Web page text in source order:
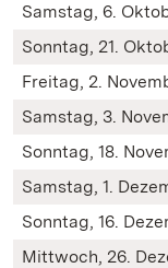
Samstag, 6.
Sonntag, 21.
Freitag, 2.
Samstag, 3.
Sonntag, 18.
Samstag, 1.
Sonntag, 16.
Mittwoch, 26.